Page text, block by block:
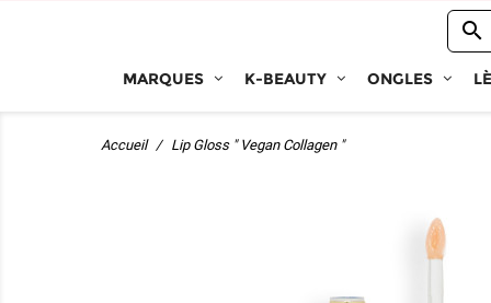
MARQUES K-BEAUTY ONGLES

Accueil Lip Gloss " Vegan Collagen "